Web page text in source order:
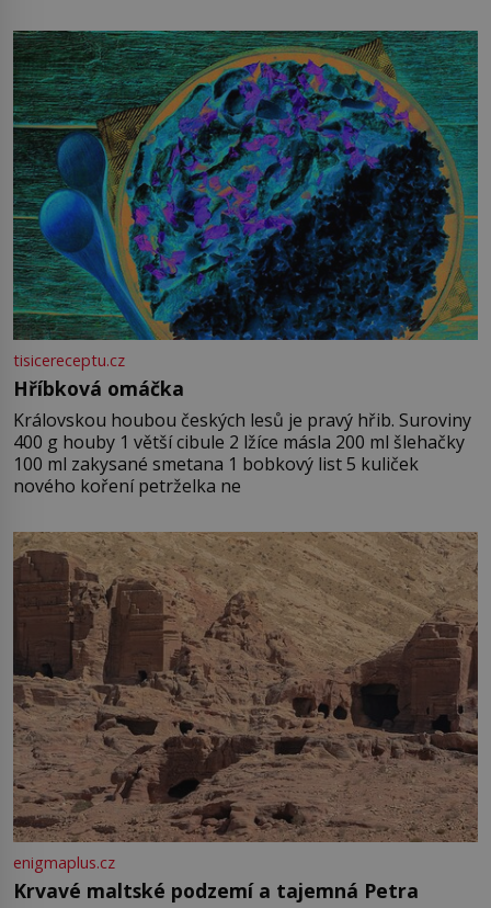
tisicereceptu.cz
Hříbková omáčka
Královskou houbou českých lesů je pravý hřib. Suroviny
400 g houby 1 větší cibule 2 lžíce másla 200 ml šlehačky
100 ml zakysané smetana 1 bobkový list 5 kuliček
nového koření petrželka ne
enigmaplus.cz
Krvavé maltské podzemí a tajemná Petra